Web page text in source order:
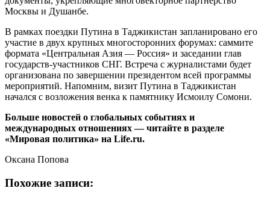
Москвы и Душанбе.
В рамках поездки Путина в Таджикистан запланировано его
участие в двух крупных многосторонних форумах: саммите
формата «Центральная Азия — Россия» и заседании глав
государств-участников СНГ. Встреча с журналистами будет
организована по завершении президентом всей программы
мероприятий. Напомним, визит Путина в Таджикистан
начался с возложения венка к памятнику Исмоилу Сомони.
Больше новостей о глобальных событиях и
международных отношениях — читайте в разделе
«Мировая политика» на Life.ru.
Оксана Попова
Похожие записи: